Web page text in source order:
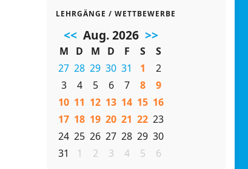
LEHRGÄNGE / WETTBEWERBE
<< Aug. 2026 >>
M D M D F S
S
27 28 29 30 31 1
2
3
4 5 6 7 8
9
10 11 12 13 14 15 16
17 18 19 20 21 22 23
24 25 26 27 28 29 30
31
1 2 3 4 5 6